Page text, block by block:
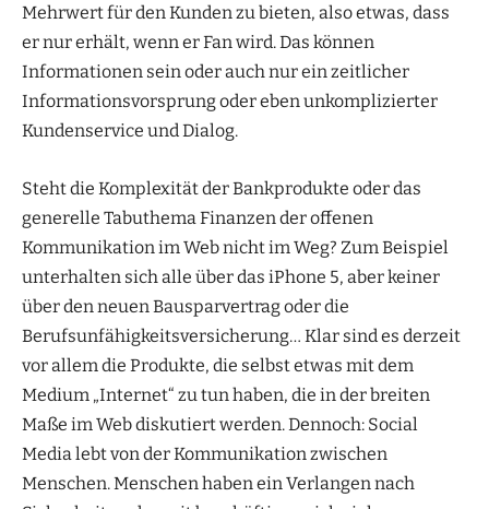
Mehrwert für den Kunden zu bieten, also etwas, dass
er nur erhält, wenn er Fan wird. Das können
Informationen sein oder auch nur ein zeitlicher
Informationsvorsprung oder eben unkomplizierter
Kundenservice und Dialog.
Steht die Komplexität der Bankprodukte oder das
generelle Tabuthema Finanzen der offenen
Kommunikation im Web nicht im Weg? Zum Beispiel
unterhalten sich alle über das iPhone 5, aber keiner
über den neuen Bausparvertrag oder die
Berufsunfähigkeitsversicherung… Klar sind es derzeit
vor allem die Produkte, die selbst etwas mit dem
Medium „Internet“ zu tun haben, die in der breiten
Maße im Web diskutiert werden. Dennoch: Social
Media lebt von der Kommunikation zwischen
Menschen. Menschen haben ein Verlangen nach